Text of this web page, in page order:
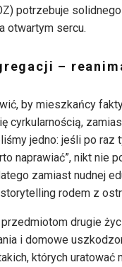
potrzebuje
otwartym sercu.
–
by mieszkańcy
cyrkularnością,
jedno: jeśli po raz
naprawiać”, nikt nie
zamiast nudnej
rodem z
przedmiotom drugie
i domowe
których uratować